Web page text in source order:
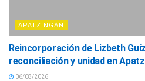
APATZINGÁN
Reincorporación de Lizbeth
reconciliación y unidad en
06/08/2026